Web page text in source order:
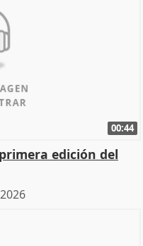
00:44
edición del